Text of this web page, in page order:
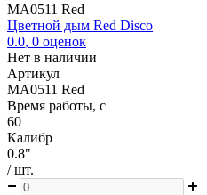
MA0511 Red
Цветной дым Red Disco
0.0, 0 оценок
Нет в наличии
Артикул
MA0511 Red
Время работы, с
60
Калибр
0.8"
/ шт.